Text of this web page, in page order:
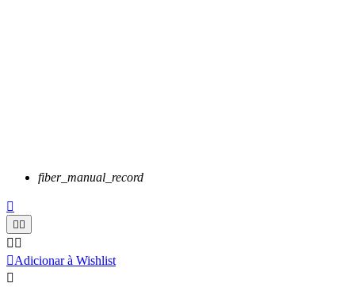
fiber_manual_record

 
 
Adicionar à Wishlist
